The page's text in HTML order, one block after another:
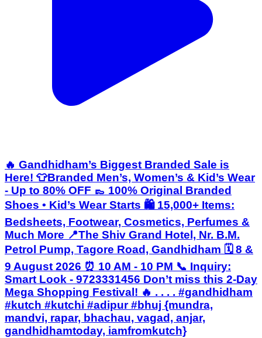
🔥 Gandhidham’s Biggest Branded Sale is
Here! 👕Branded Men’s, Women’s & Kid’s Wear
- Up to 80% OFF 👞 100% Original Branded
Shoes • Kid’s Wear Starts 🛍️ 15,000+ Items:
Bedsheets, Footwear, Cosmetics, Perfumes &
Much More 📍The Shiv Grand Hotel, Nr. B.M.
Petrol Pump, Tagore Road, Gandhidham 🗓️ 8 &
9 August 2026 ⏰ 10 AM - 10 PM 📞 Inquiry:
Smart Look - 9723331456 Don’t miss this 2-Day
Mega Shopping Festival! 🔥 . . . . #gandhidham
#kutch #kutchi #adipur #bhuj {mundra,
mandvi, rapar, bhachau, vagad, anjar,
gandhidhamtoday, iamfromkutch}